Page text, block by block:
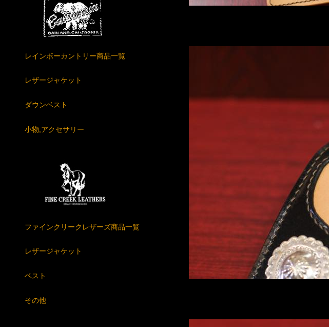
レインボーカントリー商品一覧
レザージャケット
ダウンベスト
小物,アクセサリー
ファインクリークレザーズ商品一覧
レザージャケット
ベスト
その他